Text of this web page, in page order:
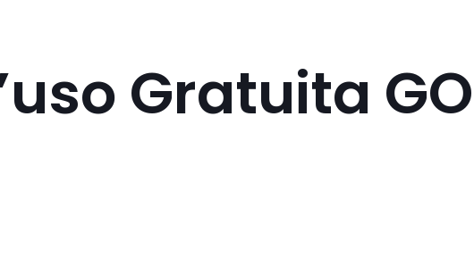
Gratuita